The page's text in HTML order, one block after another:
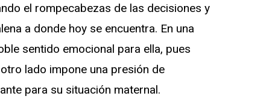
el rompecabezas de las decisiones y
a donde hoy se encuentra. En una
sentido emocional para ella, pues
lado impone una presión de
para su situación maternal.